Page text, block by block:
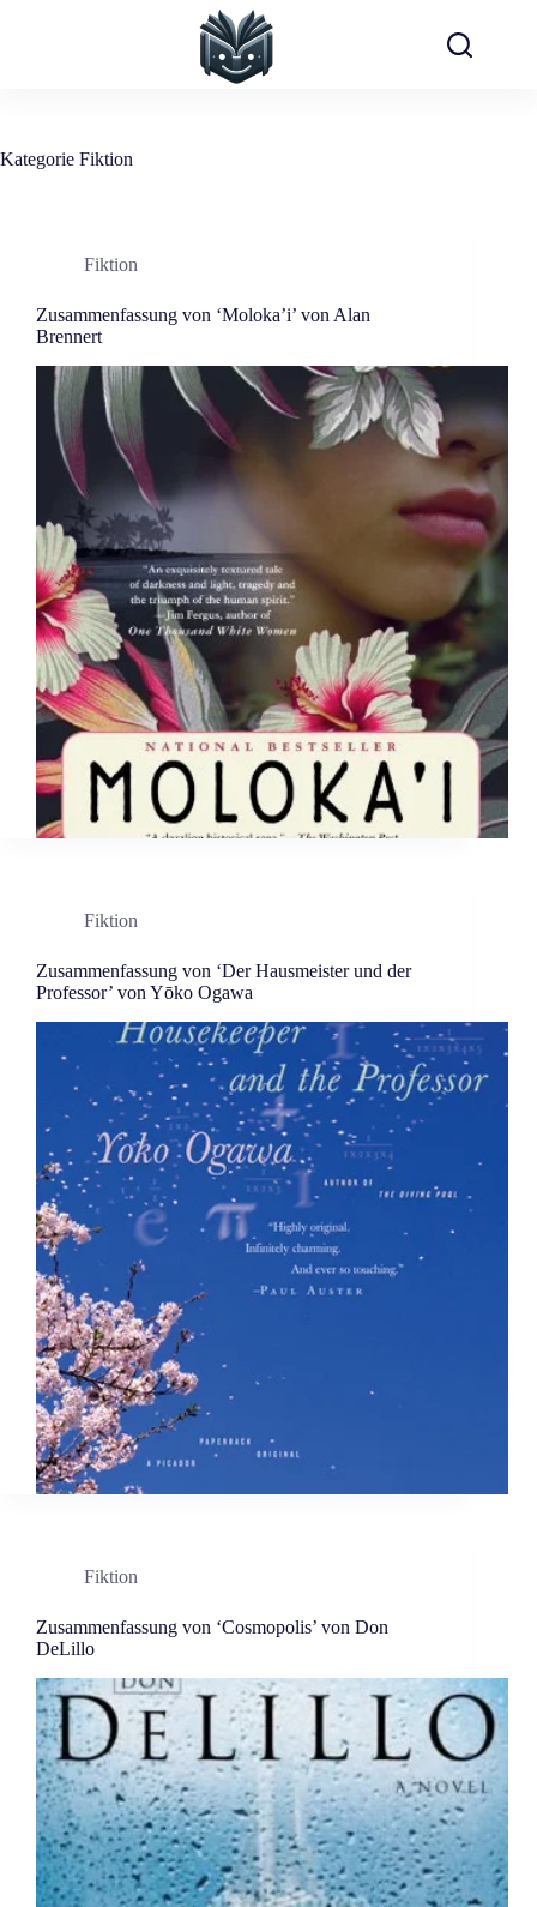
Kategorie Fiktion
Fiktion
Zusammenfassung von ‘Moloka’i’ von Alan
Brennert
Fiktion
Zusammenfassung von ‘Der Hausmeister und der
Professor’ von Yōko Ogawa
Fiktion
Zusammenfassung von ‘Cosmopolis’ von Don
DeLillo